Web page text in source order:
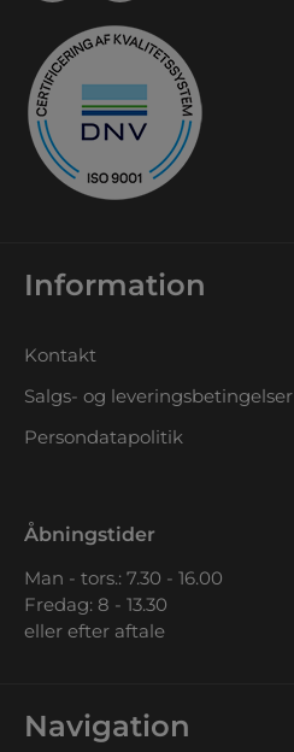
Information
Kontakt
Salgs- og leveringsbetingelser
Persondatapolitik
Åbningstider
Man - tors.: 7.30 - 16.00
Fredag: 8 - 13.30
eller efter aftale
Navigation